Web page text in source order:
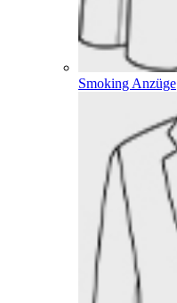
Smoking Anzüge